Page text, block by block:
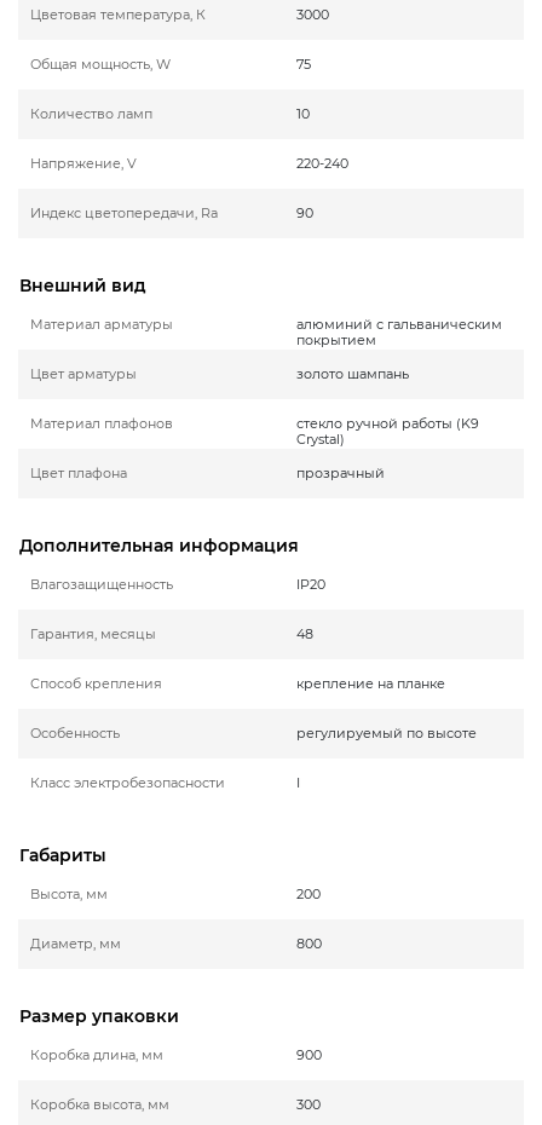
Цветовая температура, К 3000
Общая мощность, W 75
Количество ламп 10
Напряжение, V 220-240
Индекс цветопередачи, Ra 90
Внешний вид
Материал арматуры
алюминий с гальваническим
покрытием
Цвет арматуры
золото шампань
Материал плафонов
стекло ручной работы (K9
Crystal)
Цвет плафона
прозрачный
Дополнительная информация
Влагозащищенность IP20
Гарантия, месяцы 48
Способ крепления крепление на планке
Особенность регулируемый по высоте
Класс электробезопасности I
Габариты
Высота, мм 200
Диаметр, мм 800
Размер упаковки
Коробка длина, мм 900
Коробка высота, мм 300